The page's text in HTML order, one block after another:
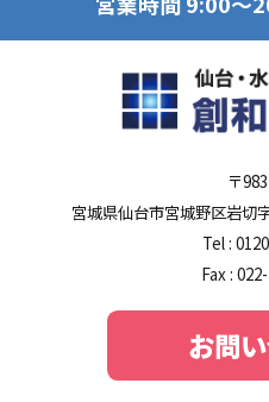
〒
宮城県仙台市宮城野区岩切
Tel :
Fax :
お問